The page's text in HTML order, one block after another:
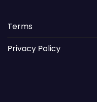
Terms
Privacy Policy